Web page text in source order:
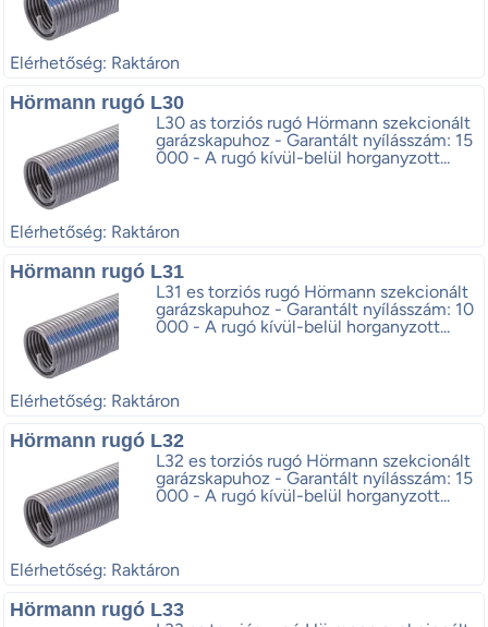
Elérhetőség: Raktáron
Hörmann rugó L30
L30 as torziós rugó Hörmann szekcionált
garázskapuhoz - Garantált nyílásszám: 15
000 - A rugó kívül-belül horganyzott...
Elérhetőség: Raktáron
Hörmann rugó L31
L31 es torziós rugó Hörmann szekcionált
garázskapuhoz - Garantált nyílásszám: 10
000 - A rugó kívül-belül horganyzott...
Elérhetőség: Raktáron
Hörmann rugó L32
L32 es torziós rugó Hörmann szekcionált
garázskapuhoz - Garantált nyílásszám: 15
000 - A rugó kívül-belül horganyzott...
Elérhetőség: Raktáron
Hörmann rugó L33